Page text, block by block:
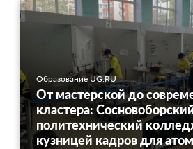
Образование UG.RU
От мастерской до
кластера:
политехнический
кузницей кадров для